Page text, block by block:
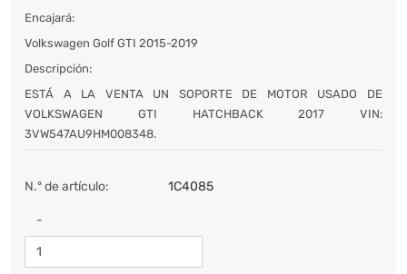
Encajará:
Volkswagen Golf GTI 2015-2019
Descripción:
ESTÁ A LA VENTA UN SOPORTE DE MOTOR USADO DE
VOLKSWAGEN GTI HATCHBACK 2017 VIN:
3VW547AU9HM008348.
N.º de artículo: 1C4085
-